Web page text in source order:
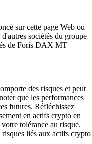
sur cette page Web ou
sociétés du groupe
de Foris DAX MT
des risques et peut
que les performances
futures. Réfléchissez
en actifs crypto en
tolérance au risque.
liés aux actifs crypto